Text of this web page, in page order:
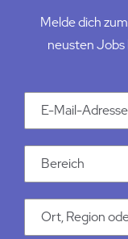
Melde dich
neusten Jobs
Email Addresse
Kategorie
Ort